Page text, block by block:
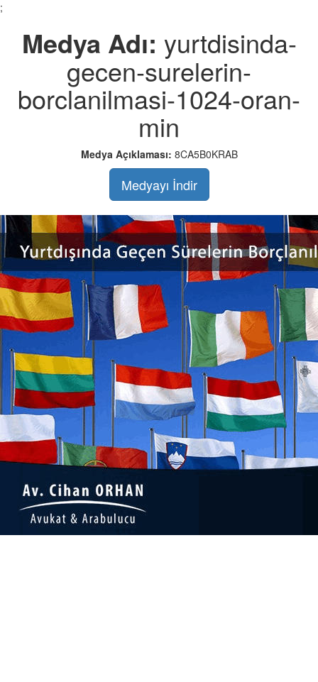
;
Medya Adı: yurtdisinda-
gecen-surelerin-
borclanilmasi-1024-oran-
min
Medya Açıklaması: 8CA5B0KRAB
Medyayı İndir